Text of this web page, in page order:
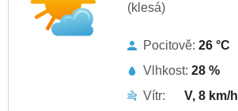
(klesá)
Pocitově: 26 °C
Vlhkost: 28 %
Vítr:
V, 8 km/h